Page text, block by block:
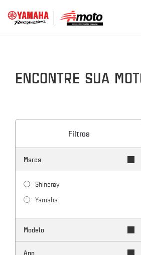
ENCONTRE SUA
Filtros
Marca
shineray
yamaha
Modelo
Ano